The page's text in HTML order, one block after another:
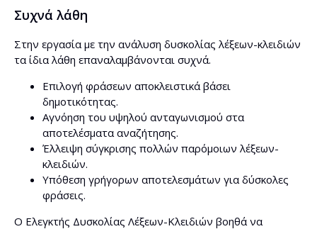
Συχνά λάθη
Στην εργασία με την ανάλυση δυσκολίας λέξεων-κλειδιών
τα ίδια λάθη επαναλαμβάνονται συχνά.
Επιλογή φράσεων αποκλειστικά βάσει
δημοτικότητας.
Αγνόηση του υψηλού ανταγωνισμού στα
αποτελέσματα αναζήτησης.
Έλλειψη σύγκρισης πολλών παρόμοιων λέξεων-
κλειδιών.
Υπόθεση γρήγορων αποτελεσμάτων για δύσκολες
φράσεις.
Ο Ελεγκτής Δυσκολίας Λέξεων-Κλειδιών βοηθά να